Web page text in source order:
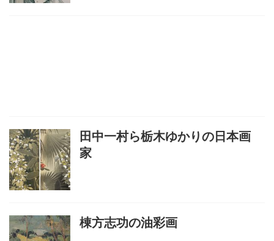
田中一村ら栃木ゆかりの日本画
家
棟方志功の油彩画